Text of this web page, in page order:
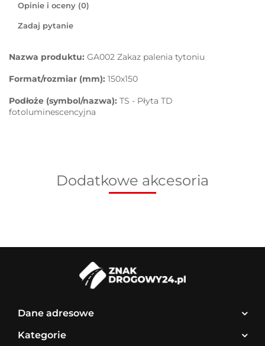
Opinie i oceny (0)
Zadaj pytanie
Nazwa produktu: GA002 Zakaz palenia tytoniu
Format/rozmiar (mm): 150x150
Podłoże (symbol/nazwa): TS - Płyta TD
fotoluminescencyjna
Dodatkowe akcesoria
Dane adresowe
Kategorie